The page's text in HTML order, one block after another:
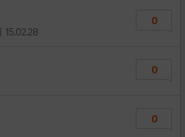
| 15.02.28
0
0
0